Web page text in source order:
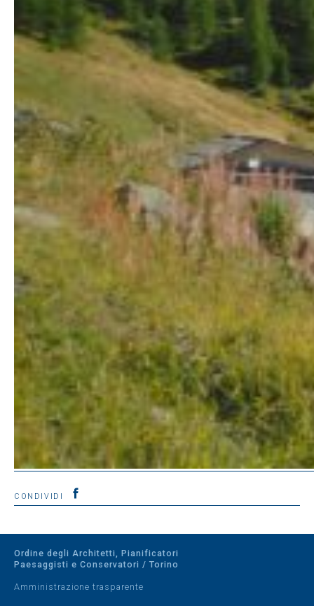
CONDIVIDI
Ordine degli Architetti, Pianificatori
Paesaggisti e Conservatori / Torino
Amministrazione trasparente